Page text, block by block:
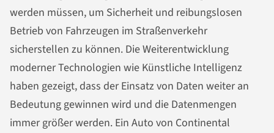
werden müssen, um Sicherheit und reibungslosen
Betrieb von Fahrzeugen im Straßenverkehr
sicherstellen zu können. Die Weiterentwicklung
moderner Technologien wie Künstliche Intelligenz
haben gezeigt, dass der Einsatz von Daten weiter an
Bedeutung gewinnen wird und die Datenmengen
immer größer werden. Ein Auto von Continental